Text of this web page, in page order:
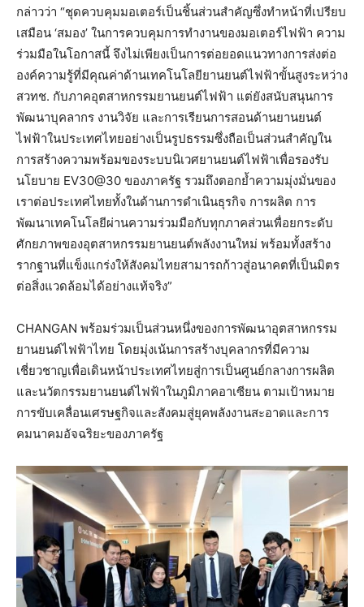
กล่าวว่า “ชุดควบคุมมอเตอร์เป็นชิ้นส่วนสำคัญซึ่งทำหน้าที่เปรียบ
เสมือน ‘สมอง’ ในการควบคุมการทำงานของมอเตอร์ไฟฟ้า ความ
ร่วมมือในโอกาสนี้ จึงไม่เพียงเป็นการต่อยอดแนวทางการส่งต่อ
องค์ความรู้ที่มีคุณค่าด้านเทคโนโลยียานยนต์ไฟฟ้าขั้นสูงระหว่าง
สวทช. กับภาคอุตสาหกรรมยานยนต์ไฟฟ้า แต่ยังสนับสนุนการ
พัฒนาบุคลากร งานวิจัย และการเรียนการสอนด้านยานยนต์
ไฟฟ้าในประเทศไทยอย่างเป็นรูปธรรมซึ่งถือเป็นส่วนสำคัญใน
การสร้างความพร้อมของระบบนิเวศยานยนต์ไฟฟ้าเพื่อรองรับ
นโยบาย EV30@30 ของภาครัฐ รวมถึงตอกย้ำความมุ่งมั่นของ
เราต่อประเทศไทยทั้งในด้านการดำเนินธุรกิจ การผลิต การ
พัฒนาเทคโนโลยีผ่านความร่วมมือกับทุกภาคส่วนเพื่อยกระดับ
ศักยภาพของอุตสาหกรรมยานยนต์พลังงานใหม่ พร้อมทั้งสร้าง
รากฐานที่แข็งแกร่งให้สังคมไทยสามารถก้าวสู่อนาคตที่เป็นมิตร
ต่อสิ่งแวดล้อมได้อย่างแท้จริง”
CHANGAN พร้อมร่วมเป็นส่วนหนึ่งของการพัฒนาอุตสาหกรรม
ยานยนต์ไฟฟ้าไทย โดยมุ่งเน้นการสร้างบุคลากรที่มีความ
เชี่ยวชาญเพื่อเดินหน้าประเทศไทยสู่การเป็นศูนย์กลางการผลิต
และนวัตกรรมยานยนต์ไฟฟ้าในภูมิภาคอาเซียน ตามเป้าหมาย
การขับเคลื่อนเศรษฐกิจและสังคมสู่ยุคพลังงานสะอาดและการ
คมนาคมอัจฉริยะของภาครัฐ